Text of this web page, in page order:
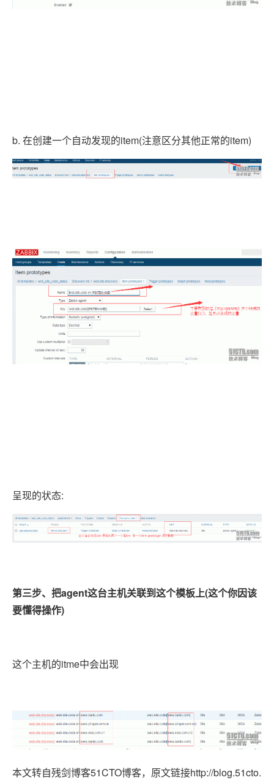
b. 在创建一个自动发现的item(注意区分其他正常的item)
呈现的状态:
第三步、把agent这台主机关联到这个模板上(这个你因该
要懂得操作)
这个主机的itme中会出现
本文转自残剑博客51CTO博客，原文链接http://blog.51cto.